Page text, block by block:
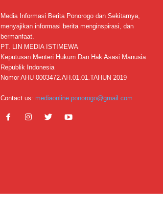
Media Informasi Berita Ponorogo dan Sekitarnya,
menyajikan informasi berita menginspirasi, dan
bermanfaat.
PT. LIN MEDIA ISTIMEWA
Keputusan Menteri Hukum Dan Hak Asasi Manusia
Republik Indonesia
Nomor AHU-0003472.AH.01.01.TAHUN 2019
Contact us: mediaonline.ponorogo@gmail.com